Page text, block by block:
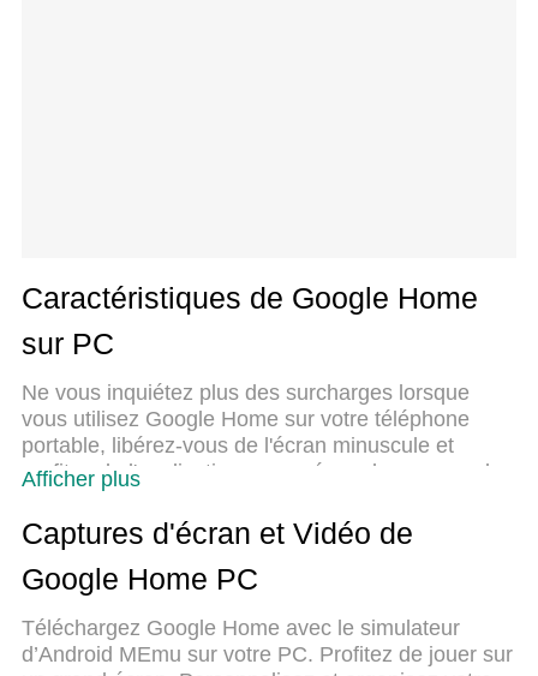
Caractéristiques de Google Home
sur PC
Ne vous inquiétez plus des surcharges lorsque
vous utilisez Google Home sur votre téléphone
portable, libérez-vous de l'écran minuscule et
profitez de l'application sur un écran beaucoup plus
grand. Désormais, vous pouvez utiliser votre
application en plein écran avec le clavier et la
souris. MEmu vous offre toutes les fonctionnalités
surprenantes que vous attendiez : installation
intuitives, plus de limitations de batterie, de
données mobiles et d'appels dérangeants. Le tout
Afficher plus
Captures d'écran et Vidéo de
Google Home PC
Téléchargez Google Home avec le simulateur
d’Android MEmu sur votre PC. Profitez de jouer sur